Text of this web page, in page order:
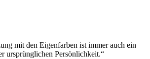
mit den Eigenfarben ist immer auch ein
ursprünglichen Persönlichkeit.“